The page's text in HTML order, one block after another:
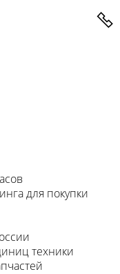
для покупки
техники